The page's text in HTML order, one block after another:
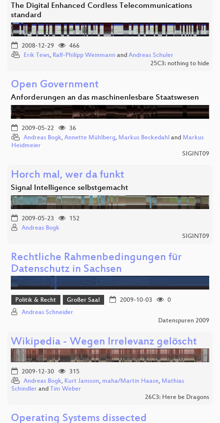
The Digital Enhanced Cordless Telecommunications
standard
2008-12-29
466
Erik Tews, Ralf-Philipp Weinmann and Andreas Schuler
25C3: nothing to hide
Open Government
Anforderungen an das maschinenlesbare Staatswesen
2009-05-22
36
Andreas Bogk, Annette Mühlberg, Markus Beckedahl and Markus
Heidmeier
SIGINT09
Horch mal, wer da funkt
Signal Intelligence selbstgemacht
2009-05-23
152
Andreas Bogk
SIGINT09
Rechtliche Rahmenbedingungen für
Datenschutz in Sachsen
Politik & Recht Großer Saal 2009-10-03
0
Andreas Schneider
Datenspuren 2009
Wikipedia - Wegen Irrelevanz gelöscht
2009-12-30
315
Andreas Bogk, Kurt Jansson, maha/Martin Haase, Mathias
Schindler and Tim Weber
26C3: Here be Dragons
Operating Systems dissected